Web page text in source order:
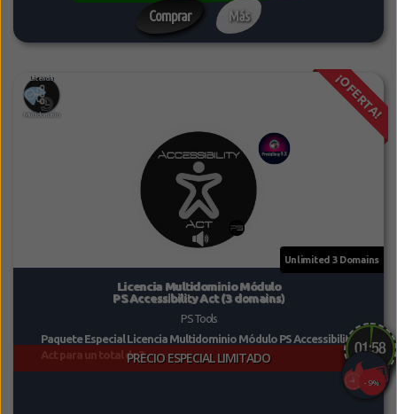
Comprar Más
¡OFERTA!
Licencia Multidominio Módulo
PS Accessibility Act (3 domains)
PS Tools
Paquete Especial Licencia Multidominio Módulo PS Accessibility
Act para un total de 3...PRECIO ESPECIAL LIMITADO
-9%